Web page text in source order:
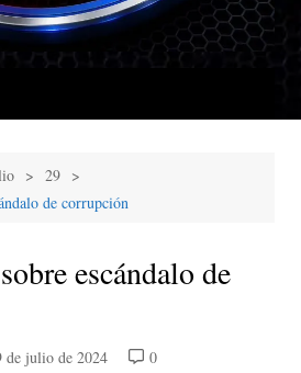
29
de corrupción
escándalo de
de julio de 2024
0